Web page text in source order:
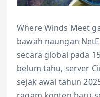
Where Winds Meet
bawah naungan
secara global pada
belum tahu, server
sejak awal tahun